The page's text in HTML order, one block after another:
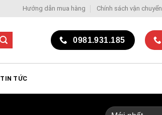
Hướng dẫn mua hàng Chính sách vận chuyển
0981.931.185
TIN TỨC